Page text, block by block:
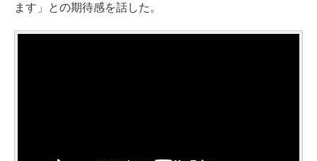
ます」との期待感を話した。